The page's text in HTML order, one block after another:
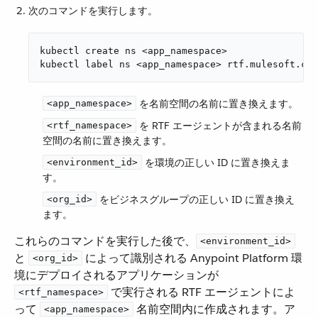
次のコマンドを実行します。
kubectl create ns <app_namespace>
kubectl label ns <app_namespace>
<app_namespace> ​ を名前空間の名前に置き換えます。
<rtf_namespace>
​ を RTF エージェントが含まれる名前
空間の名前に置き換えます。
<environment_id>
​ を環境の正しい ID に置き換えま
す。
<org_id>
​ をビジネスグループの正しい ID に置き換え
ます。
これらのコマンドを実行した後で、​ <environment_id>
と ​
<org_id>
​ によって識別される Anypoint Platform 環
境にデプロイされるアプリケーションが ​
<rtf_namespace>
​ で実行される RTF エージェントによ
って ​
<app_namespace>
​ 名前空間内に作成されます。ア